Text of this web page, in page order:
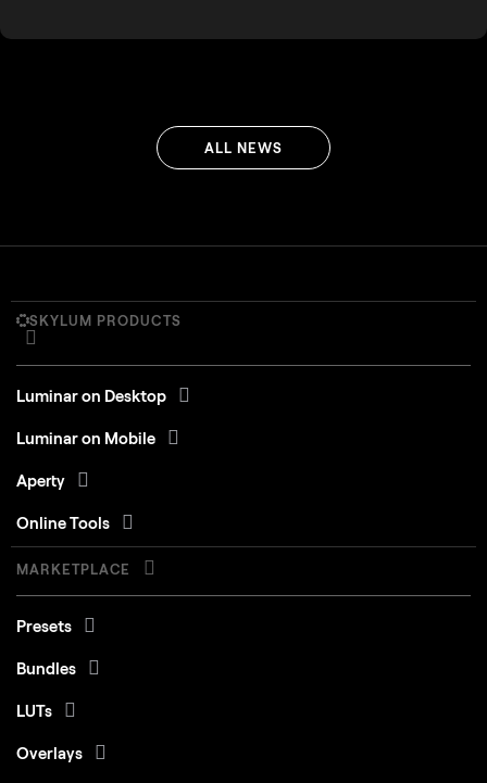
ALL NEWS
SKYLUM PRODUCTS
Luminar on Desktop
Luminar on Mobile
Aperty
Online Tools
MARKETPLACE
Presets
Bundles
LUTs
Overlays